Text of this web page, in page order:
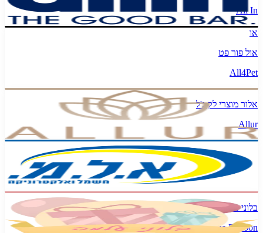
All In
או
אול פור פט
All4Pet
אלור מוצרי לק ג'ל
Allur
אלמ
ALM
בלוני עלמה
Alma Balloon